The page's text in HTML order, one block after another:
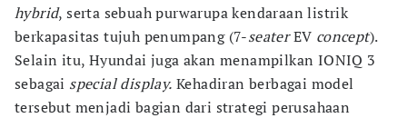
hybrid, serta sebuah purwarupa kendaraan listrik
berkapasitas tujuh penumpang (7-seaterEV concept).
Selain itu, Hyundai juga akan menampilkan IONIQ 3
sebagai special display. Kehadiran berbagai model
tersebut menjadi bagian dari strategi perusahaan